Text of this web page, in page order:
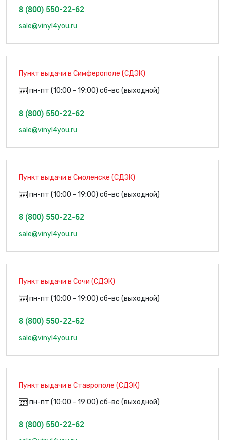
8 (800) 550-22-62
sale@vinyl4you.ru
Пункт выдачи в Симферополе (СДЭК)
пн-пт (10:00 - 19:00) сб-вс (выходной)
8 (800) 550-22-62
sale@vinyl4you.ru
Пункт выдачи в Смоленске (СДЭК)
пн-пт (10:00 - 19:00) сб-вс (выходной)
8 (800) 550-22-62
sale@vinyl4you.ru
Пункт выдачи в Сочи (СДЭК)
пн-пт (10:00 - 19:00) сб-вс (выходной)
8 (800) 550-22-62
sale@vinyl4you.ru
Пункт выдачи в Ставрополе (СДЭК)
пн-пт (10:00 - 19:00) сб-вс (выходной)
8 (800) 550-22-62